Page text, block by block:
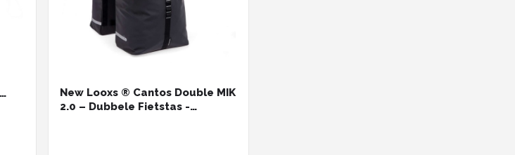
New Looxs ® Cantos Double MIK
2.0 – Dubbele Fietstas -